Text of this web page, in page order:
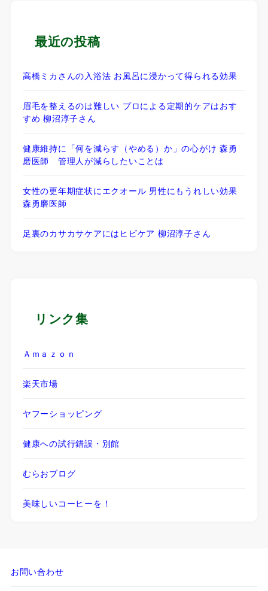
最近の投稿
高橋ミカさんの入浴法 お風呂に浸かって得られる効果
眉毛を整えるのは難しい プロによる定期的ケアはおす
すめ 柳沼淳子さん
健康維持に「何を減らす（やめる）か」の心がけ 森勇
磨医師 管理人が減らしたいことは
女性の更年期症状にエクオール 男性にもうれしい効果
森勇磨医師
足裏のカサカサケアにはヒビケア 柳沼淳子さん
リンク集
Ａｍａｚｏｎ
楽天市場
ヤフーショッピング
健康への試行錯誤・別館
むらおブログ
美味しいコーヒーを！
お問い合わせ